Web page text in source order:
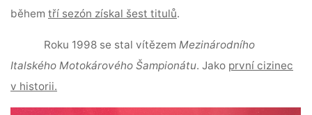
běhemtří sezón získal šest titulů.
Roku 1998 se stal vítězemMezinárodního
Italského Motokárového Šampionátu. Jako první cizinec
v historii.